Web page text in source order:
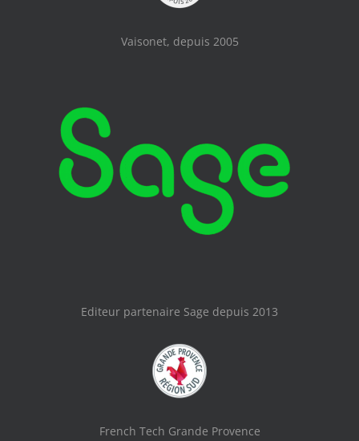
Vaisonet, depuis 2005
Editeur partenaire Sage depuis 2013
French Tech Grande Provence